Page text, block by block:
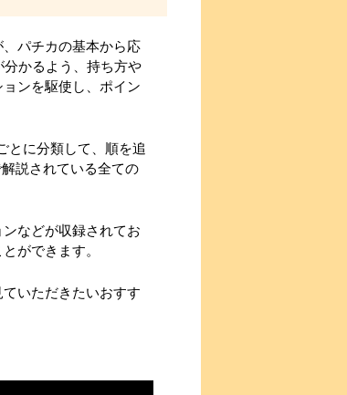
パチカの基本から応
かるよう、持ち方や
ンを駆使し、ポイン
とに分類して、順を追
説されている全ての
などが収録されてお
ができます。
いただきたいおすす